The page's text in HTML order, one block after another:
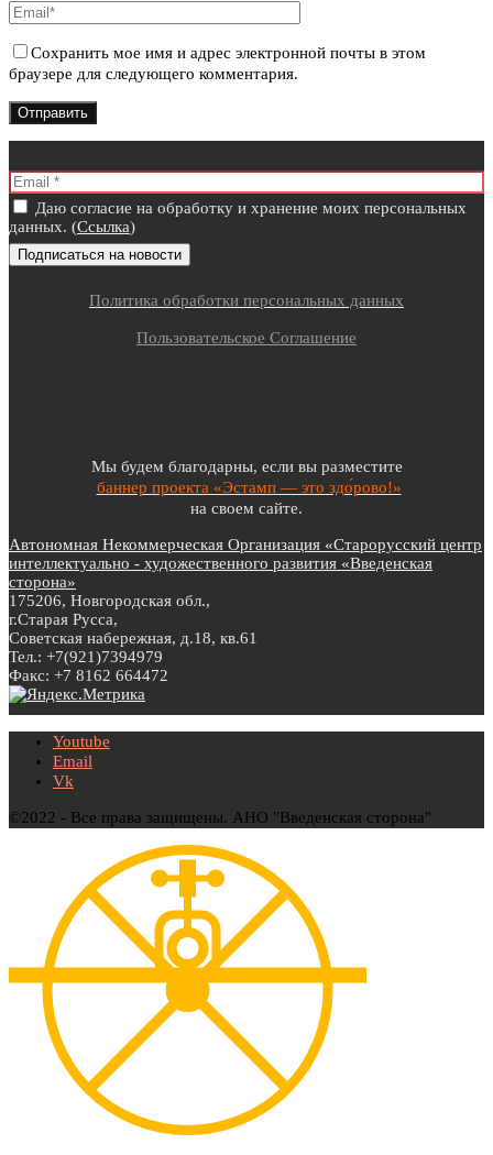
Сохранить мое имя и адрес электронной почты в этом
браузере для следующего комментария.
Даю согласие на обработку и хранение моих персональных
данных. (Ссылка)
Политика обработки персональных данных
Пользовательское Соглашение
Мы будем благодарны, если вы разместите
баннер проекта «Эстамп — это здо́рово!»
на своем сайте.
Автономная Некоммерческая Организация «Старорусский центр
интеллектуально - художественного развития «Введенская
сторона»
175206, Новгородская обл.,
г.Старая Русса,
Советская набережная, д.18, кв.61
Тел.: +7(921)7394979
Факс: +7 8162 664472
Youtube
Email
Vk
©2022 - Все права защищены. АНО "Введенская сторона"